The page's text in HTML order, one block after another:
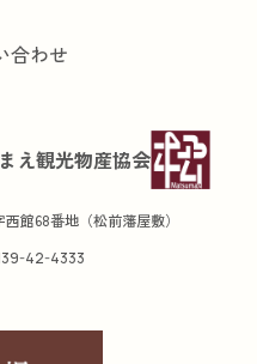
え観光物産協会
館68番地（松前藩屋敷）
42-4333
合わせ